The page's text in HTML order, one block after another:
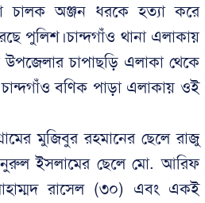
চালক অঞ্জন ধরকে হত্যা করে
পুলিশ।চান্দগাঁও থানা এলাকায়
উপজেলার চাপাছড়ি এলাকা থেকে
বণিক পাড়া এলাকায় ওই
মুজিবুর রহমানের ছেলে রাজু
নুরুল ইসলামের ছেলে মো. আরিফ
রাসেল (৩০) এবং একই